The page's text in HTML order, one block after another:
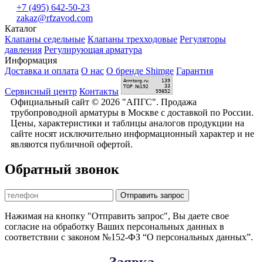
+7 (495) 642-50-23
zakaz@rfzavod.com
Каталог
Клапаны седельные Клапаны трехходовые Регуляторы
давления Регулирующая арматура
Информация
Доставка и оплата О нас О бренде Shimge Гарантия
Сервисный центр Контакты
Официальный сайт © 2026 "АПГС". Продажа
трубопроводной арматуры в Москве с доставкой по России.
Цены, характеристики и таблицы аналогов продукции на
сайте носят исключительно информационный характер и не
являются публичной офертой.
Обратный звонок
Отправить запрос
Нажимая на кнопку "Отправить запрос", Вы даете свое
согласие на обработку Ваших персональных данных в
соответствии с законом №152-ФЗ “О персональных данных”.